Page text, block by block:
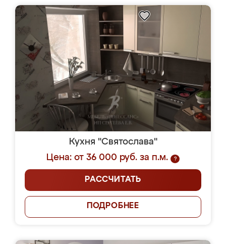
Кухня "Святослава"
Цена: от 36 000 руб. за п.м.
?
РАССЧИТАТЬ
ПОДРОБНЕЕ